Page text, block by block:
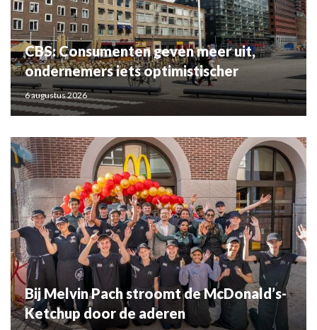
CBS: Consumenten geven meer uit,
ondernemers iets optimistischer
6 augustus 2026
Bij Melvin Pach stroomt de McDonald’s-
Ketchup door de aderen